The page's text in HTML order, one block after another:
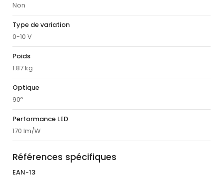
Non
Type de variation
0-10 V
Poids
1.87 kg
Optique
90º
Performance LED
170 lm/W
Références spécifiques
EAN-13